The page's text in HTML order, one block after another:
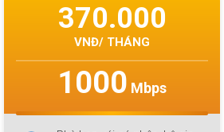
370.000
VNĐ/ THÁNG
1000Mbps